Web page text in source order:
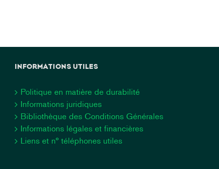
INFORMATIONS UTILES
Politique en matière de durabilité
Informations juridiques
Bibliothèque des Conditions Générales
Informations légales et financières
Liens et n° téléphones utiles